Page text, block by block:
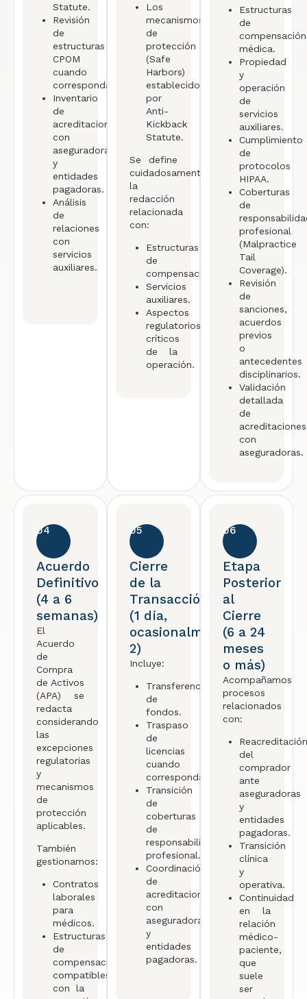
Statute.
Revisión
de
estructuras
CPOM
cuando
corresponda.
Inventario
de
acreditaciones
con
aseguradoras
y
entidades
pagadoras.
Análisis
de
relaciones
con
servicios
auxiliares.
Los
mecanismos
de
protección
(Safe
Harbors)
establecidos
por
Anti-
Kickback
Statute.
Se define
cuidadosamente
la
redacción
relacionada
con:
Estructuras
de
compensación.
Servicios
auxiliares.
Aspectos
regulatorios
críticos
de la
operación.
Estructuras
de
compensación
médica.
Propiedad
y
operación
de
servicios
auxiliares.
Cumplimiento
de
protocolos
HIPAA.
Coberturas
de
profesional
(Malpractice
Tail
Coverage).
Revisión
de
sanciones,
acuerdos
previos
o
antecedentes
disciplinarios.
Validación
detallada
de
acreditaciones
con
aseguradoras.
04
Acuerdo
Definitivo
(4 a 6
semanas)
El
Acuerdo
de
Compra
de Activos
(APA) se
redacta
considerando
las
excepciones
regulatorias
y
mecanismos
de
protección
aplicables.
También
gestionamos:
Contratos
laborales
para
médicos.
Estructuras
de
compensación
compatibles
con la
05
Cierre
de la
Transacción
(1 día,
ocasionalmente
2)
Incluye:
Transferencia
de
fondos.
Traspaso
de
licencias
cuando
corresponda.
Transición
de
coberturas
de
responsabilidad
profesional.
Coordinación
de
acreditaciones
con
aseguradoras
y
entidades
pagadoras.
06
Etapa
Posterior
al
Cierre
(6 a 24
meses
o más)
Acompañamos
procesos
relacionados
con:
Reacreditación
del
comprador
ante
aseguradoras
y
entidades
pagadoras.
Transición
clínica
y
operativa.
Continuidad
en la
relación
médico-
paciente,
que
suele
ser